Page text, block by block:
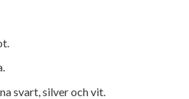
svart, silver och vit.